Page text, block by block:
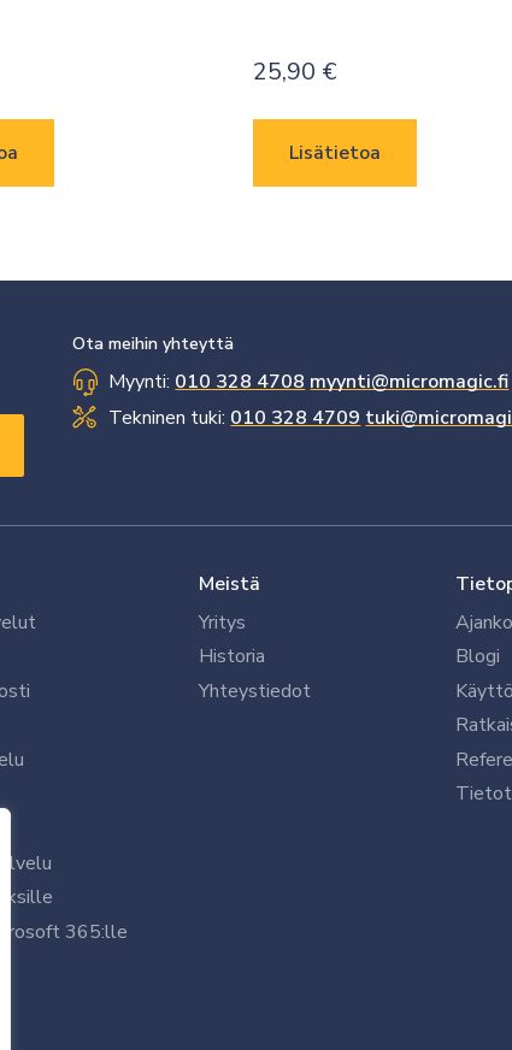
25,90 €
Lisätietoa
Ota meihin yhteyttä
Myynti: 010 328 4708 myynti@micromagic.fi
Tekninen tuki: 010 328 4709
365:lle
Meistä
Yritys
Historia
Yhteystiedot
Blogi